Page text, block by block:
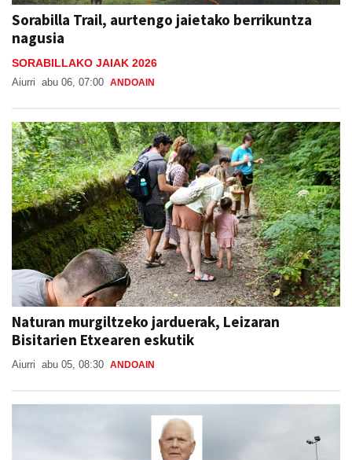
Sorabilla Trail, aurtengo jaietako berrikuntza
nagusia
SORABILLAKO JAIAK 2026
Aiurri abu 06, 07:00 ANDOAIN
Naturan murgiltzeko jarduerak, Leizaran
Bisitarien Etxearen eskutik
Aiurri abu 05, 08:30 ANDOAIN